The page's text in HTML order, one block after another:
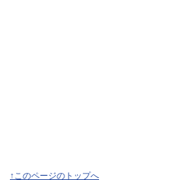
↑このページのトップへ